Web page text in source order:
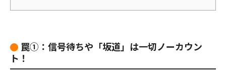
罠①：信号待ちや「坂道」は一切ノーカウン
ト！